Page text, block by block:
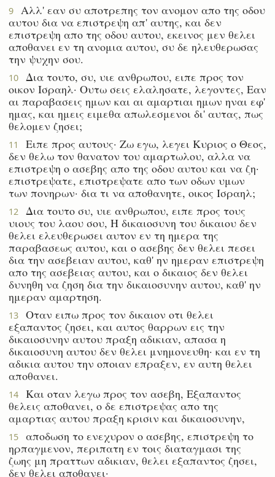
9
Αλλ' εαν συ αποτρεπης τον ανομον απο της οδου
αυτου δια να επιστρεψη απ' αυτης, και δεν
επιστρεψη απο της οδου αυτου, εκεινος μεν θελει
αποθανει εν τη ανομια αυτου, συ δε ηλευθερωσας
την ψυχην σου.
10
Δια τουτο, συ, υιε ανθρωπου, ειπε προς τον
οικον Ισραηλ· Ουτω σεις ελαλησατε, λεγοντες, Εαν
αι παραβασεις ημων και αι αμαρτιαι ημων ηναι εφ'
ημας, και ημεις ειμεθα απωλεσμενοι δι' αυτας, πως
θελομεν ζησει;
11
Ειπε προς αυτους· Ζω εγω, λεγει Κυριος ο Θεος,
δεν θελω τον θανατον του αμαρτωλου, αλλα να
επιστρεψη ο ασεβης απο της οδου αυτου και να ζη·
επιστρεψατε, επιστρεψατε απο των οδων υμων
των πονηρων· δια τι να αποθανητε, οικος Ισραηλ;
12
Δια τουτο συ, υιε ανθρωπου, ειπε προς τους
υιους του λαου σου, Η δικαιοσυνη του δικαιου δεν
θελει ελευθερωσει αυτον εν τη ημερα της
παραβασεως αυτου, και ο ασεβης δεν θελει πεσει
δια την ασεβειαν αυτου, καθ' ην ημεραν επιστρεψη
απο της ασεβειας αυτου, και ο δικαιος δεν θελει
δυνηθη να ζηση δια την δικαιοσυνην αυτου, καθ' ην
ημεραν αμαρτηση.
13
Οταν ειπω προς τον δικαιον οτι θελει
εξαπαντος ζησει, και αυτος θαρρων εις την
δικαιοσυνην αυτου πραξη αδικιαν, απασα η
δικαιοσυνη αυτου δεν θελει μνημονευθη· και εν τη
αδικια αυτου την οποιαν επραξεν, εν αυτη θελει
αποθανει.
14
Και οταν λεγω προς τον ασεβη, Εξαπαντος
θελεις αποθανει, ο δε επιστρεψας απο της
αμαρτιας αυτου πραξη κρισιν και δικαιοσυνην,
15
αποδωση το ενεχυρον ο ασεβης, επιστρεψη το
ηρπαγμενον, περιπατη εν τοις διαταγμασι της
ζωης μη πραττων αδικιαν, θελει εξαπαντος ζησει,
δεν θελει αποθανει·